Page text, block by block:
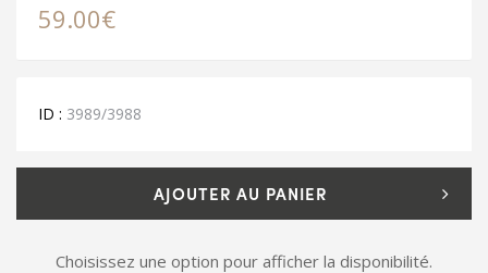
59.00€
ID : 3989/3988
AJOUTER AU PANIER
Choisissez une option pour afficher la disponibilité.